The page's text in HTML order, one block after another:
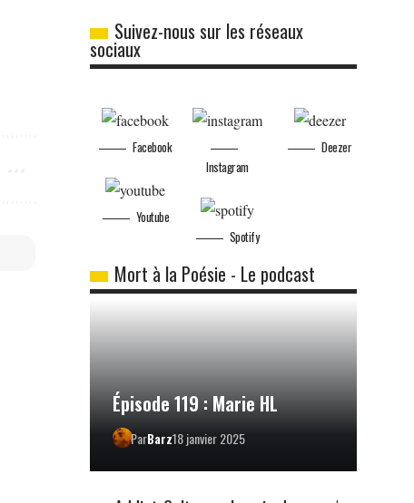
Suivez-nous sur les réseaux
sociaux
Facebook
Youtube
Instagram
Spotify
Deezer
Mort à la Poésie - Le podcast
Épisode 119 : Marie HL
ParBarz18 janvier 2025